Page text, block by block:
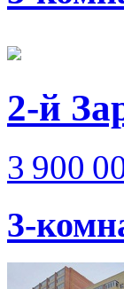
2-й
3 900
3-